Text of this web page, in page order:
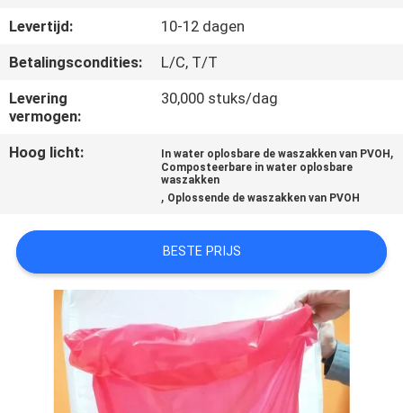
VRAAG
OFFERTE
SITEMAP
POLICY
Levertijd:
10-12 dagen
Betalingscondities:
L/C, T/T
Levering
vermogen:
30,000 stuks/dag
Hoog licht: In water oplosbare de waszakken van PVOH ,
Composteerbare in water oplosbare
waszakken
, Oplossende de waszakken van PVOH
BESTE PRIJS